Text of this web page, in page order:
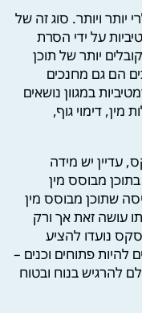
יותר ויותר. סוג זה של
על ידי הסרת
יותר של תוכן
הם גם מחנכים
במגוון נושאים
מין, דימוי גוף,
עדיין יש מידה
מבוסס מין
שתוכן מבוסס מין
עושה זאת אך ורק
נועדו להציע
להיות פתוחים וכנים –
להרגיש בנוח ובטוח